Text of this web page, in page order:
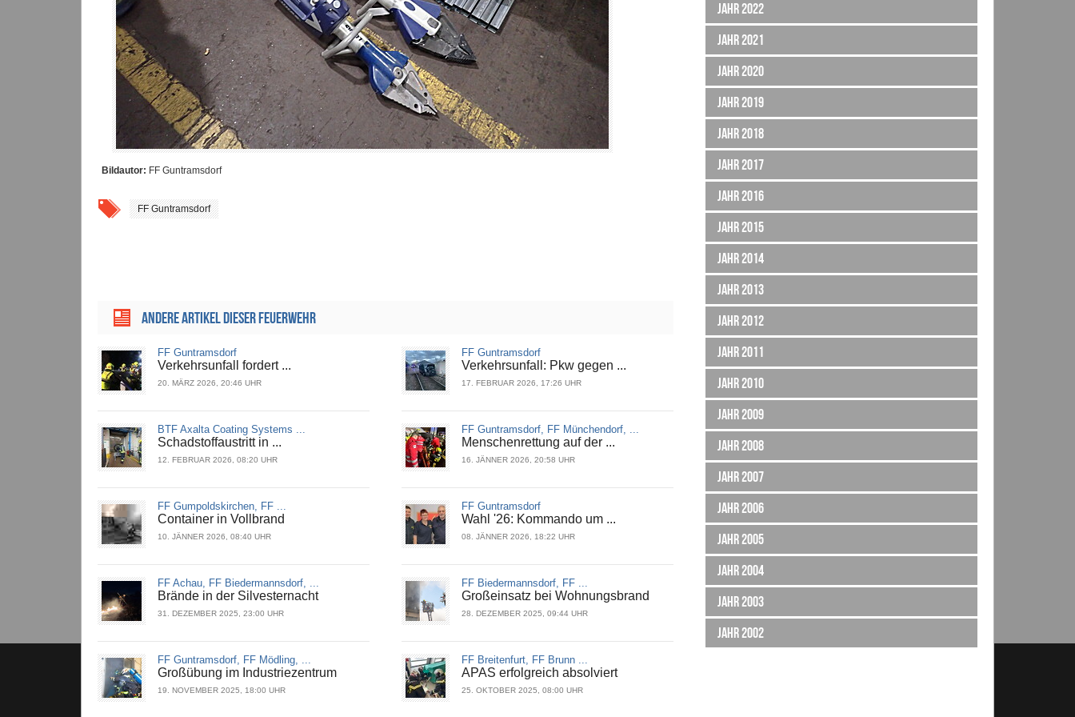
Bildautor: FF Guntramsdorf
FF Guntramsdorf
ANDERE ARTIKEL DIESER FEUERWEHR
FF Guntramsdorf
Verkehrsunfall fordert ...
20. MÄRZ 2026, 20:46 UHR
FF Guntramsdorf
Verkehrsunfall: Pkw gegen ...
17. FEBRUAR 2026, 17:26 UHR
BTF Axalta Coating Systems ...
Schadstoffaustritt in ...
12. FEBRUAR 2026, 08:20 UHR
FF Guntramsdorf, FF Münchendorf, ...
Menschenrettung auf der ...
16. JÄNNER 2026, 20:58 UHR
FF Gumpoldskirchen, FF ...
Container in Vollbrand
10. JÄNNER 2026, 08:40 UHR
FF Guntramsdorf
Wahl '26: Kommando um ...
08. JÄNNER 2026, 18:22 UHR
FF Achau, FF Biedermannsdorf, ...
Brände in der Silvesternacht
31. DEZEMBER 2025, 23:00 UHR
FF Biedermannsdorf, FF ...
Großeinsatz bei Wohnungsbrand
28. DEZEMBER 2025, 09:44 UHR
FF Guntramsdorf, FF Mödling, ...
Großübung im Industriezentrum
19. NOVEMBER 2025, 18:00 UHR
FF Breitenfurt, FF Brunn ...
APAS erfolgreich absolviert
25. OKTOBER 2025, 08:00 UHR
Jahr 2022
Jahr 2021
Jahr 2020
Jahr 2019
Jahr 2018
Jahr 2017
Jahr 2016
Jahr 2015
Jahr 2014
Jahr 2013
Jahr 2012
Jahr 2011
Jahr 2010
Jahr 2009
Jahr 2008
Jahr 2007
Jahr 2006
Jahr 2005
Jahr 2004
Jahr 2003
Jahr 2002